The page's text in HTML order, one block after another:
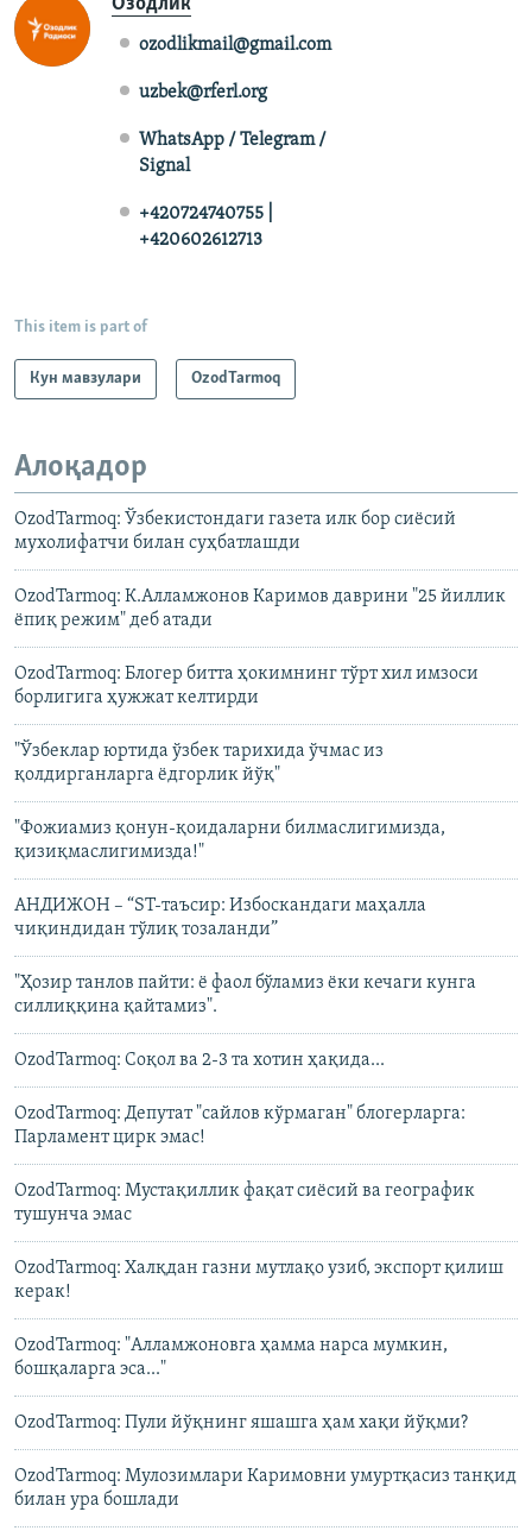
ozodlikmail@gmail.com
uzbek@rferl.org
WhatsApp / Telegram /
Signal
+420724740755 |
+420602612713
This item is part of
Кун мавзулари OzodTarmoq
Алоқадор
OzodTarmoq: Ўзбекистондаги газета илк бор сиёсий
мухолифатчи билан суҳбатлашди
OzodTarmoq: К.Алламжонов Каримов даврини "25 йиллик
ёпиқ режим" деб атади
OzodTarmoq: Блогер битта ҳокимнинг тўрт хил имзоси
борлигига ҳужжат келтирди
"Ўзбеклар юртида ўзбек тарихида ўчмас из
қолдирганларга ёдгорлик йўқ"
"Фожиамиз қонун-қоидаларни билмаслигимизда,
қизиқмаслигимизда!"
АНДИЖОН – “ST-таъсир: Избоскандаги маҳалла
чиқиндидан тўлиқ тозаланди”
"Ҳозир танлов пайти: ё фаол бўламиз ёки кечаги кунга
силлиққина қайтамиз".
OzodTarmoq: Соқол ва 2-3 та хотин ҳақида...
OzodTarmoq: Депутат "сайлов кўрмаган" блогерларга:
Парламент цирк эмас!
OzodTarmoq: Мустақиллик фақат сиёсий ва географик
тушунча эмас
OzodTarmoq: Халқдан газни мутлақо узиб, экспорт қилиш
керак!
OzodTarmoq: "Алламжоновга ҳамма нарса мумкин,
бошқаларга эса..."
OzodTarmoq: Пули йўқнинг яшашга ҳам хақи йўқми?
OzodTarmoq: Мулозимлари Каримовни умуртқасиз танқид
билан ура бошлади